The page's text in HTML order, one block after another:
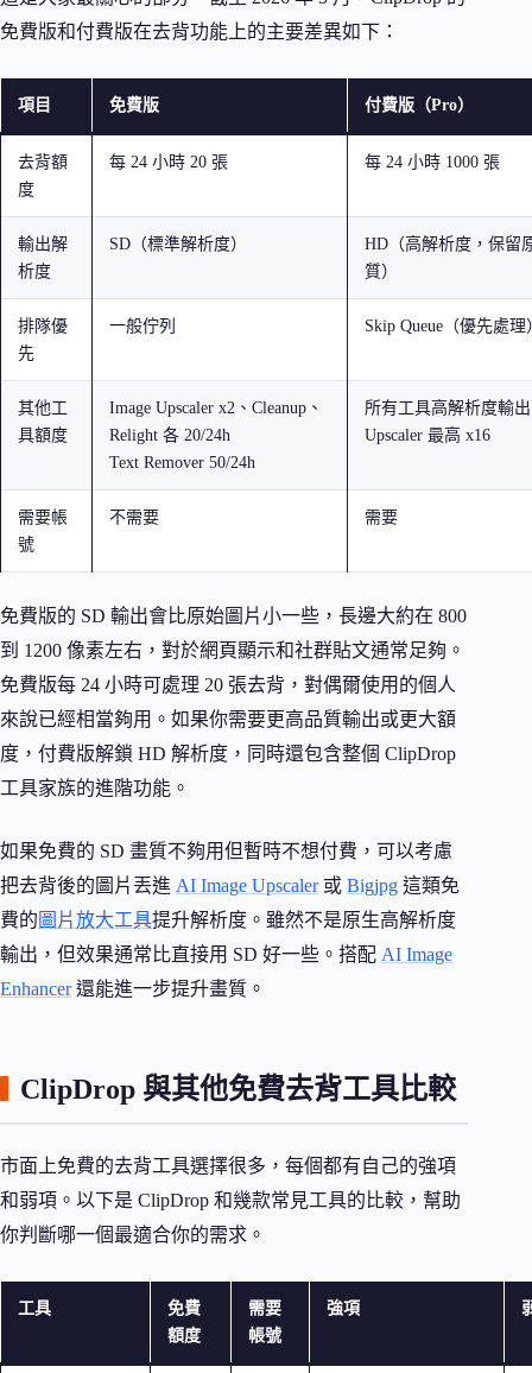
免費版和付費版在去背功能上的主要差異如下：
項目 免費版 付費版（Pro）
去背額
度
每 24 小時 20 張 每 24 小時 1000 張
輸出解
析度
SD（標準解析度）
HD（高解析度，保留
質）
排隊優
先
一般佇列 Skip Queue（優先處理
其他工
具額度
Image Upscaler x2、Cleanup、
Relight 各 20/24h
Text Remover 50/24h
所有工具高解析度輸出
Upscaler 最高 x16
需要帳
號
不需要 需要
免費版的 SD 輸出會比原始圖片小一些，長邊大約在 800
到 1200 像素左右，對於網頁顯示和社群貼文通常足夠。
免費版每 24 小時可處理 20 張去背，對偶爾使用的個人
來說已經相當夠用。如果你需要更高品質輸出或更大額
度，付費版解鎖 HD 解析度，同時還包含整個 ClipDrop
工具家族的進階功能。
如果免費的 SD 畫質不夠用但暫時不想付費，可以考慮
把去背後的圖片丟進 AI Image Upscaler或 Bigjpg 這類免
費的 圖片放大工具提升解析度。雖然不是原生高解析度
輸出，但效果通常比直接用 SD 好一些。搭配 AI Image
Enhancer還能進一步提升畫質。
ClipDrop 與其他免費去背工具比較
市面上免費的去背工具選擇很多，每個都有自己的強項
和弱項。以下是 ClipDrop 和幾款常見工具的比較，幫助
你判斷哪一個最適合你的需求。
工具
免費
額度
需要
帳號
強項